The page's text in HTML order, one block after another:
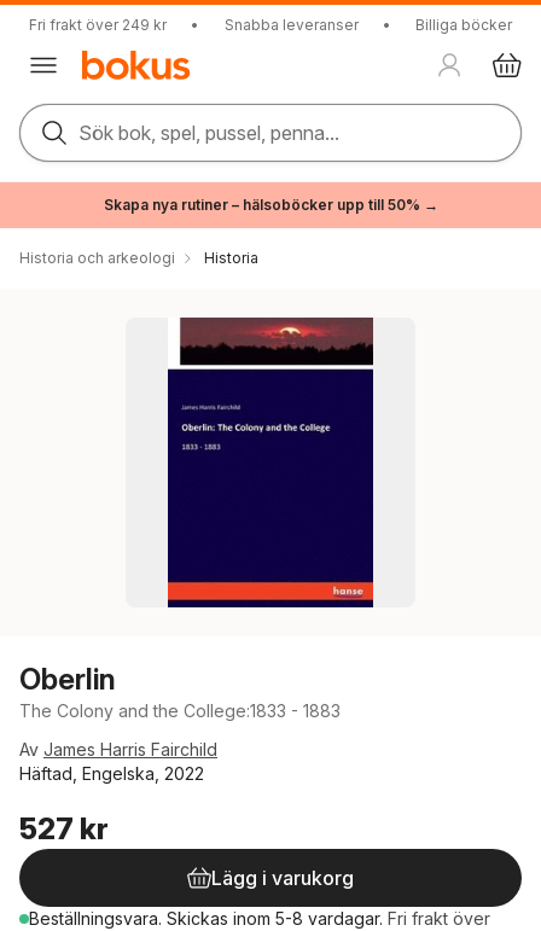
Fri frakt över 249 kr • Snabba leveranser • Billiga böcker
Sök bok, spel, pussel, penna...
Skapa nya rutiner – hälsoböcker upp till 50% →
Historia och arkeologi Historia
Oberlin
The Colony and the College:1833 - 1883
Av James Harris Fairchild
Häftad, Engelska, 2022
527 kr
Lägg i varukorg
Beställningsvara. Skickas inom 5-8 vardagar. Fri frakt över